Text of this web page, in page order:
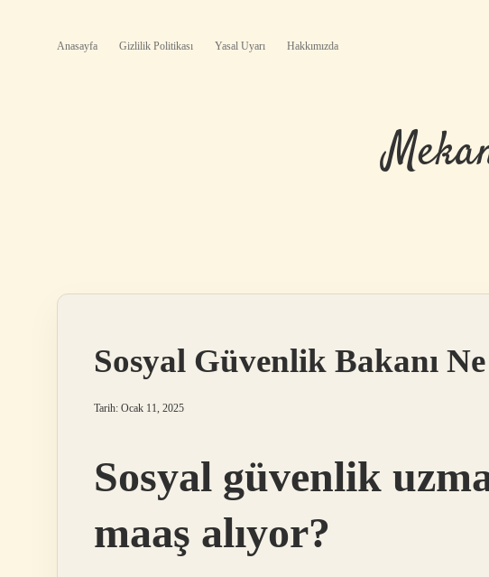
Anasayfa Gizlilik Politikası Yasal Uyarı Hakkımızda
Sosyal Güvenlik Bakanı
Tarih: Ocak 11, 2025
Sosyal güvenlik
maaş alıyor?